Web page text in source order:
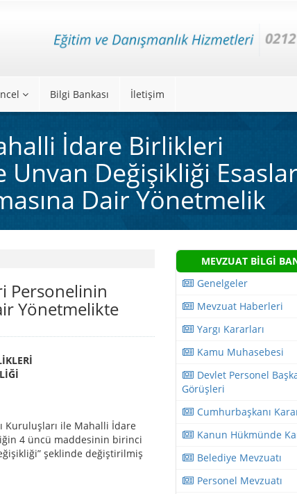
Bilgi Bankası İletişim
İdare Birlikleri
Değişikliği
Dair Yönetmelik
Personelinin
Yönetmelikte
Kuruluşları ile Mahalli İdare
4 üncü maddesinin birinci
şeklinde değiştirilmiş
MEVZUAT BİLGİ
Genelgeler
Mevzuat Haberleri
Yargı Kararları
Kamu Muhasebesi
Devlet Personel
Görüşleri
Cumhurbaşkanı
Kanun Hükmünde
Belediye Mevzuatı
Personel Mevzuatı